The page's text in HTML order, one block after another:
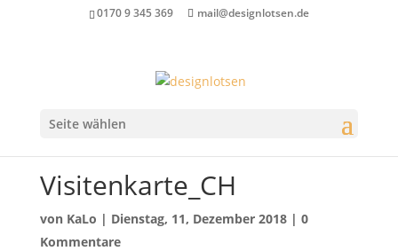
0170 9 345 369 mail@designlotsen.de
Seite wählen
Visitenkarte_CH
von KaLo | Dienstag, 11, Dezember 2018| 0
Kommentare